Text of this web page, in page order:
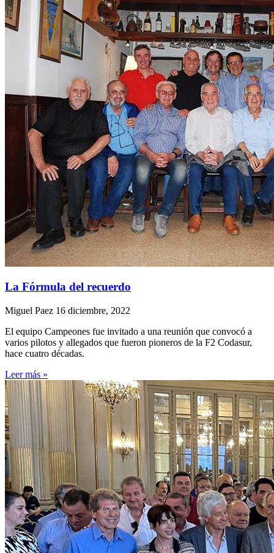
La Fórmula del recuerdo
Miguel Paez 16 diciembre, 2022
El equipo Campeones fue invitado a una reunión que convocó a
varios pilotos y allegados que fueron pioneros de la F2 Codasur,
hace cuatro décadas.
Leer más »